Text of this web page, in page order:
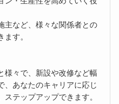
主など、様々な関係者との
す。
様々で、新設や改修など幅
、あなたのキャリアに応じ
テップアップできます。